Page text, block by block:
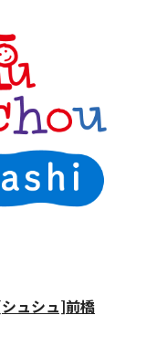
ュシュ]前橋